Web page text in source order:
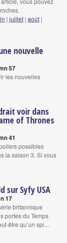
| juillet | août |
nouvelle
57
les nouvelles
voir dans
of Thrones
41
possibles
la saison 3. Si vous
sur Syfy USA
17
britannique
portes du Temps
être qu’un spi…